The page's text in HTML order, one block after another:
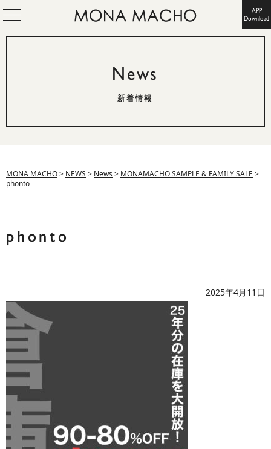
APP
Download
News
新着情報
MONA MACHO> NEWS > News > MONAMACHO SAMPLE & FAMILY SALE >
phonto
phonto
2025年4月11日